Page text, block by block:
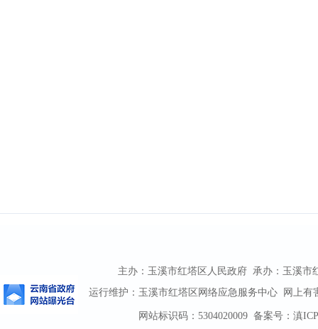
主办：玉溪市红塔区人民政府 承办：玉溪市
运行维护：玉溪市红塔区网络应急服务中心 网上有
网站标识码：5304020009备案号：滇